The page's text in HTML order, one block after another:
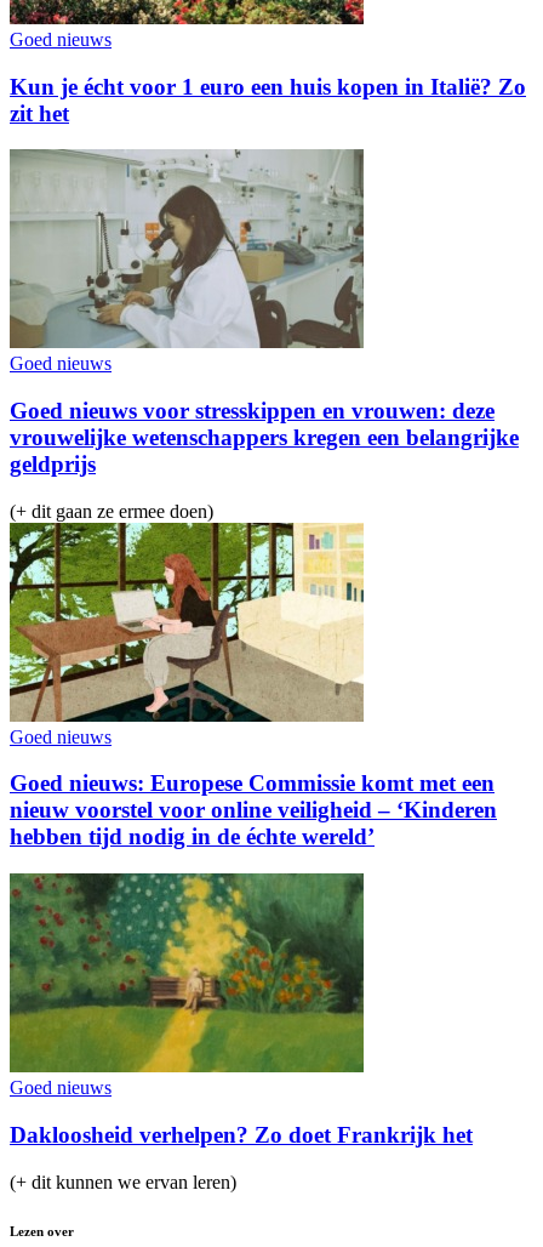
Goed nieuws
Kun je écht voor 1 euro een huis kopen in Italië? Zo
zit het
Goed nieuws
Goed nieuws voor stresskippen en vrouwen: deze
vrouwelijke wetenschappers kregen een belangrijke
geldprijs
(+ dit gaan ze ermee doen)
Goed nieuws
Goed nieuws: Europese Commissie komt met een
nieuw voorstel voor online veiligheid – ‘Kinderen
hebben tijd nodig in de échte wereld’
Goed nieuws
Dakloosheid verhelpen? Zo doet Frankrijk het
(+ dit kunnen we ervan leren)
Lezen over